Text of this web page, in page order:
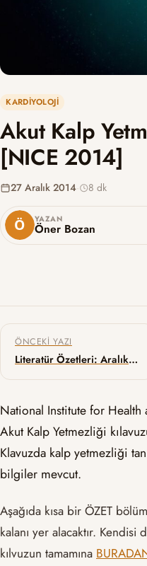
KARDIYOLOJI
Akut Kalp
[NICE 2014]
YAZAN
Öner Bozan
27 Aralık 2014· 8 dk
Yazı gezinmesi
ÖNCEKI YAZI
Literatür Özetleri: Aralık 2014
National Institute for Health
Akut Kalp Yetmezliği
Klavuzda kalp yetmezliği
bilgiler mevcut.
Aşağıda kısa bir ÖZET
kalanı yer alacaktır.
kılvuzun tamamına